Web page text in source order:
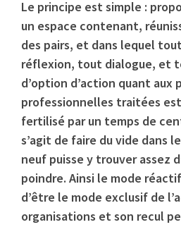
Le principe est simple :
un espace contenant,
des pairs, et dans lequel
réflexion, tout dialogue, et
d’option d’action quant aux
professionnelles traitées
fertilisé par un temps de
s’agit de faire du vide dans
neuf puisse y trouver assez
poindre. Ainsi le mode
d’être le mode exclusif de
organisations et son recul